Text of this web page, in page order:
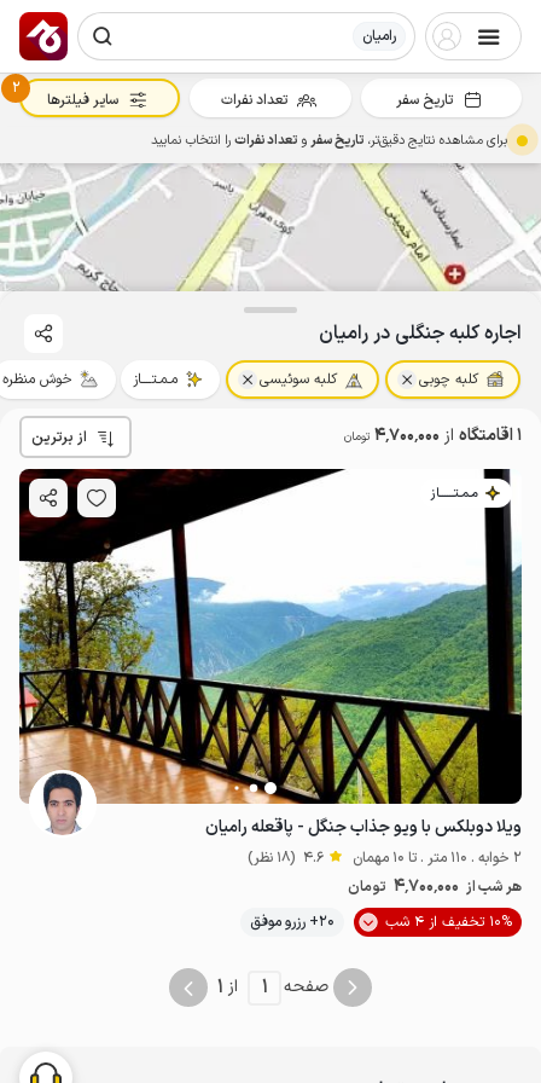
رامیان
4.7 میلیون ت 4.6
اجاره کلبه جنگلی در رامیان
کلبه چوبی کلبه سوئیسی مـمـتــــاز خوش منظره
1 اقامتگاه از 4٬700٬000 تومان از برترین
مـمـتــــــاز
ویلا دوبلکس با ویو جذاب جنگل - پاقعله رامیان
2 خوابه . 110 متر . تا 10 مهمان 4.6 (18 نظر)
هر شب از 4٬700٬000 تومان
10% تخفیف از 4 شب
20+ رزرو موفق
صفحه 1 از 1
تاریخ سفر تعداد نفرات
2
سایر فیلترها
برای مشاهده نتایج دقیق‌تر، تاریخ سفرو تعداد نفراترا انتخاب نمایید